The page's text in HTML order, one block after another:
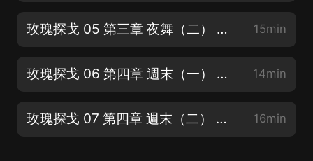
玫瑰探戈 05 第三章 夜舞（二） 朗讀者銘君 15min
玫瑰探戈 06 第四章 週末（一） 朗讀者銘君 14min
玫瑰探戈 07 第四章 週末（二） 朗讀者銘君 16min